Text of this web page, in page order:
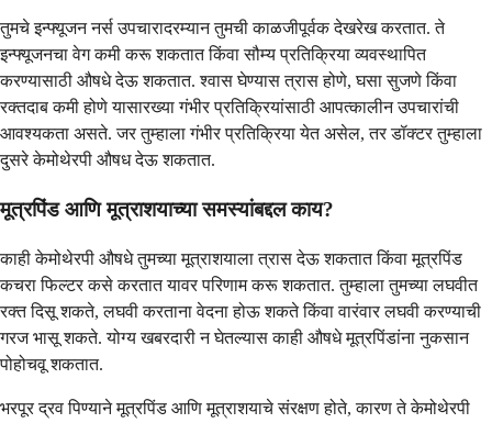
तुमचे इन्फ्यूजन नर्स उपचारादरम्यान तुमची काळजीपूर्वक देखरेख करतात. ते
इन्फ्यूजनचा वेग कमी करू शकतात किंवा सौम्य प्रतिक्रिया व्यवस्थापित
करण्यासाठी औषधे देऊ शकतात. श्वास घेण्यास त्रास होणे, घसा सुजणे किंवा
रक्तदाब कमी होणे यासारख्या गंभीर प्रतिक्रियांसाठी आपत्कालीन उपचारांची
आवश्यकता असते. जर तुम्हाला गंभीर प्रतिक्रिया येत असेल, तर डॉक्टर तुम्हाला
दुसरे केमोथेरपी औषध देऊ शकतात.
मूत्रपिंड आणि मूत्राशयाच्या समस्यांबद्दल काय?
काही केमोथेरपी औषधे तुमच्या मूत्राशयाला त्रास देऊ शकतात किंवा मूत्रपिंड
कचरा फिल्टर कसे करतात यावर परिणाम करू शकतात. तुम्हाला तुमच्या लघवीत
रक्त दिसू शकते, लघवी करताना वेदना होऊ शकते किंवा वारंवार लघवी करण्याची
गरज भासू शकते. योग्य खबरदारी न घेतल्यास काही औषधे मूत्रपिंडांना नुकसान
पोहोचवू शकतात.
भरपूर द्रव पिण्याने मूत्रपिंड आणि मूत्राशयाचे संरक्षण होते, कारण ते केमोथेरपी